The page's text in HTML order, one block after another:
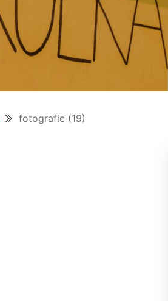
fotografie (19)